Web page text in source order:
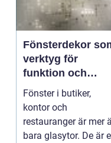
Fönsterdekor
verktyg för
funktion och
varumärke
Fönster i butiker,
kontor och
restauranger är mer
bara glasytor. De är